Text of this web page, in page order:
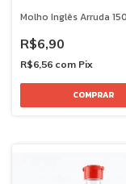
Molho Inglês Arruda
R$6,90
R$6,56 com Pix